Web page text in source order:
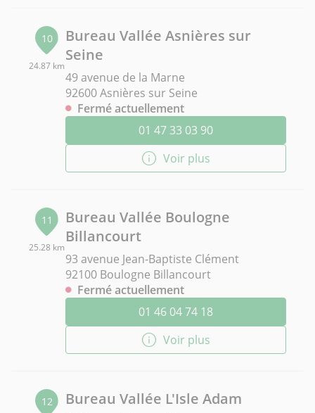
10
24.87 km
Bureau Vallée Asnières sur
Seine
49 avenue de la Marne
92600 Asnières sur Seine
Fermé actuellement
01 47 33 03 90
Voir plus
11
25.28 km
Bureau Vallée Boulogne
Billancourt
93 avenue Jean-Baptiste Clément
92100 Boulogne Billancourt
Fermé actuellement
01 46 04 74 18
Voir plus
12 Bureau Vallée L'Isle Adam